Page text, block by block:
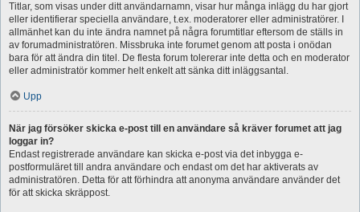
Titlar, som visas under ditt användarnamn, visar hur många inlägg du har gjort
eller identifierar speciella användare, t.ex. moderatorer eller administratörer. I
allmänhet kan du inte ändra namnet på några forumtitlar eftersom de ställs in
av forumadministratören. Missbruka inte forumet genom att posta i onödan
bara för att ändra din titel. De flesta forum tolererar inte detta och en moderator
eller administratör kommer helt enkelt att sänka ditt inläggsantal.
Upp
När jag försöker skicka e-post till en användare så kräver forumet att jag
loggar in?
Endast registrerade användare kan skicka e-post via det inbygga e-
postformuläret till andra användare och endast om det har aktiverats av
administratören. Detta för att förhindra att anonyma användare använder det
för att skicka skräppost.